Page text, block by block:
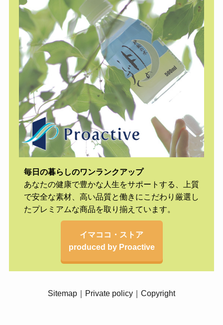
毎日の暮らしのワンランクアップ
あなたの健康で豊かな人生をサポートする、上質
で安全な素材、高い品質と働きにこだわり厳選し
たプレミアムな商品を取り揃えています。
イマココ・ストア
produced by Proactive
Sitemap ｜ Private policy ｜ Copyright